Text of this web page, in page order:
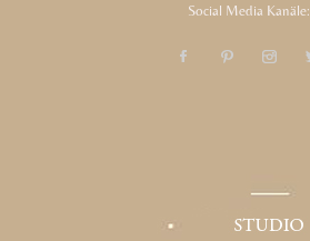
Social Media Kanäle: